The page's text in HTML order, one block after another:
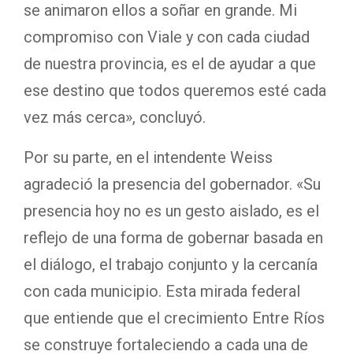
se animaron ellos a soñar en grande. Mi
compromiso con Viale y con cada ciudad
de nuestra provincia, es el de ayudar a que
ese destino que todos queremos esté cada
vez más cerca», concluyó.
Por su parte, en el intendente Weiss
agradeció la presencia del gobernador. «Su
presencia hoy no es un gesto aislado, es el
reflejo de una forma de gobernar basada en
el diálogo, el trabajo conjunto y la cercanía
con cada municipio. Esta mirada federal
que entiende que el crecimiento Entre Ríos
se construye fortaleciendo a cada una de